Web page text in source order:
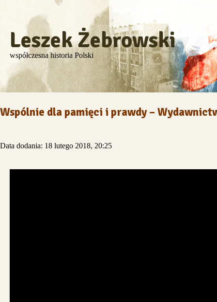
Leszek Żebrowski
współczesna historia Polski
Wspólnie dla pamięci i prawdy –
Data dodania: 18 lutego 2018, 20:25